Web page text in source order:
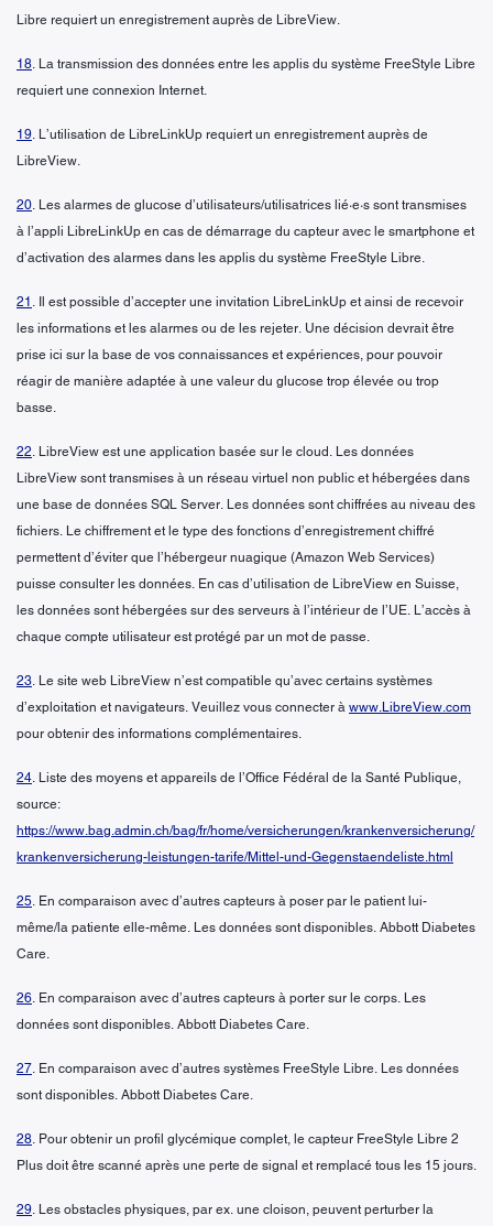
Libre requiert un enregistrement auprès de LibreView.
18. La transmission des données entre les applis du système FreeStyle Libre
requiert une connexion Internet.
19. L’utilisation de LibreLinkUp requiert un enregistrement auprès de
LibreView.
20. Les alarmes de glucose d’utilisateurs/utilisatrices lié·e·s sont transmises
à l’appli LibreLinkUp en cas de démarrage du capteur avec le smartphone et
d’activation des alarmes dans les applis du système FreeStyle Libre.
21 . Il est possible d’accepter une invitation LibreLinkUp et ainsi de recevoir
les informations et les alarmes ou de les rejeter. Une décision devrait être
prise ici sur la base de vos connaissances et expériences, pour pouvoir
réagir de manière adaptée à une valeur du glucose trop élevée ou trop
basse.
22. LibreView est une application basée sur le cloud. Les données
LibreView sont transmises à un réseau virtuel non public et hébergées dans
une base de données SQL Server. Les données sont chiffrées au niveau des
fichiers. Le chiffrement et le type des fonctions d’enregistrement chiffré
permettent d’éviter que l’hébergeur nuagique (Amazon Web Services)
puisse consulter les données. En cas d’utilisation de LibreView en Suisse,
les données sont hébergées sur des serveurs à l’intérieur de l’UE. L’accès à
chaque compte utilisateur est protégé par un mot de passe.
23. Le site web LibreView n’est compatible qu’avec certains systèmes
d’exploitation et navigateurs. Veuillez vous connecter à www.LibreView.com
pour obtenir des informations complémentaires.
24. Liste des moyens et appareils de l’Office Fédéral de la Santé Publique,
source:
https://www.bag.admin.ch/bag/fr/home/versicherungen/krankenversicherung/
krankenversicherung-leistungen-tarife/Mittel-und-Gegenstaendeliste.html
25. En comparaison avec d’autres capteurs à poser par le patient lui-
même/la patiente elle-même. Les données sont disponibles. Abbott Diabetes
Care.
26. En comparaison avec d’autres capteurs à porter sur le corps. Les
données sont disponibles. Abbott Diabetes Care.
27. En comparaison avec d’autres systèmes FreeStyle Libre. Les données
sont disponibles. Abbott Diabetes Care.
28. Pour obtenir un profil glycémique complet, le capteur FreeStyle Libre 2
Plus doit être scanné après une perte de signal et remplacé tous les 15 jours.
29. Les obstacles physiques, par ex. une cloison, peuvent perturber la